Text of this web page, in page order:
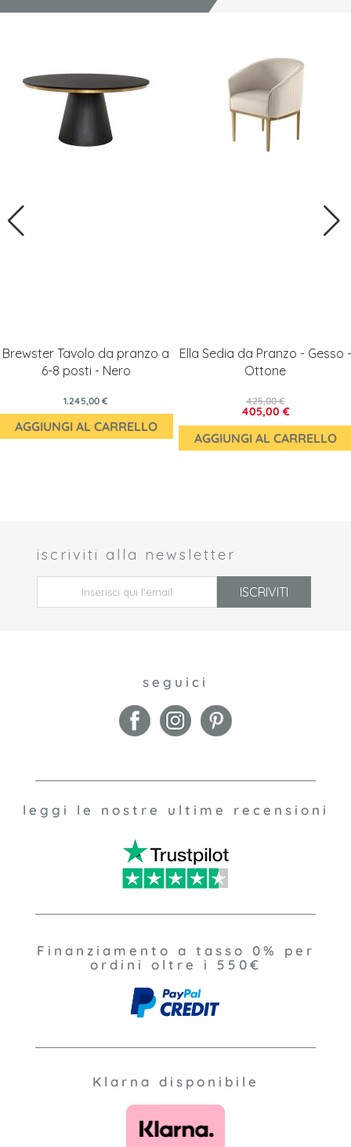
Brewster Tavolo da pranzo a
6-8 posti - Nero
1.245,00 €
AGGIUNGI AL CARRELLO
Ella Sedia da Pranzo - Gesso -
Ottone
405,00 €
425,00 €
AGGIUNGI AL CARRELLO
iscriviti alla newsletter
ISCRIVITI
seguici
leggi le nostre ultime recensioni
Finanziamento a tasso 0% per
ordini oltre i 550€
Klarna disponibile